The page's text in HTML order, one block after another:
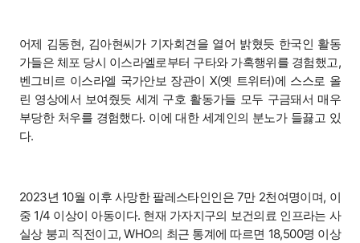
어제 김동현, 김아현씨가 기자회견을 열어 밝혔듯 한국인 활동
가들은 체포 당시 이스라엘로부터 구타와 가혹행위를 경험했고,
벤그비르 이스라엘 국가안보 장관이 X(옛 트위터)에 스스로 올
린 영상에서 보여줬듯 세계 구호 활동가들 모두 구금돼서 매우
부당한 처우를 경험했다. 이에 대한 세계인의 분노가 들끓고 있
다.
2023년 10월 이후 사망한 팔레스타인인은 7만 2천여명이며, 이
중 1/4 이상이 아동이다. 현재 가자지구의 보건의료 인프라는 사
실상 붕괴 직전이고, WHO의 최근 통계에 따르면 18,500명 이상